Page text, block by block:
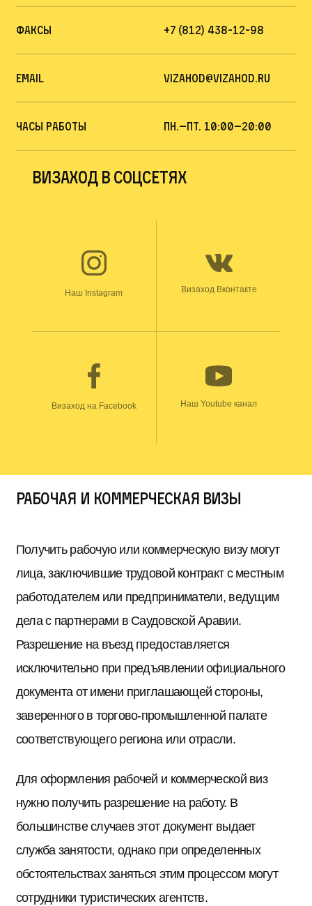
Факсы +7 (812) 438-12-98
Email vizahod@vizahod.ru
Часы работы пн.—Пт. 10:00—20:00
Визаход в соцсетях
Наш Instagram Визаход Вконтакте
Визаход на Facebook Наш Youtube канал
Рабочая и коммерческая визы
Получить рабочую или коммерческую визу могут
лица, заключившие трудовой контракт с местным
работодателем или предприниматели, ведущим
дела с партнерами в Саудовской Аравии.
Разрешение на въезд предоставляется
исключительно при предъявлении официального
документа от имени приглашающей стороны,
заверенного в торгово-промышленной палате
соответствующего региона или отрасли.
Для оформления рабочей и коммерческой виз
нужно получить разрешение на работу. В
большинстве случаев этот документ выдает
служба занятости, однако при определенных
обстоятельствах заняться этим процессом могут
сотрудники туристических агентств.